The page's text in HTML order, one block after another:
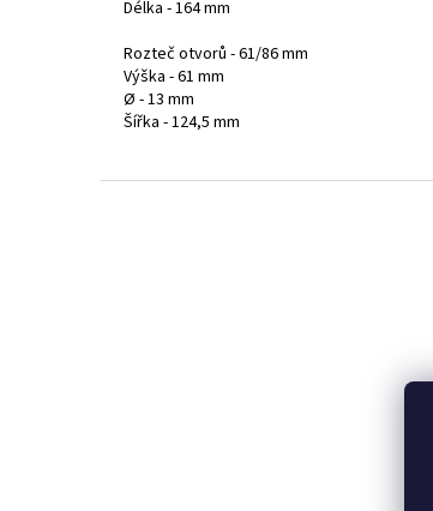
Délka - 164 mm
Rozteč otvorů - 61/86 mm
Výška - 61 mm
Ø - 13 mm
Šířka - 124,5 mm